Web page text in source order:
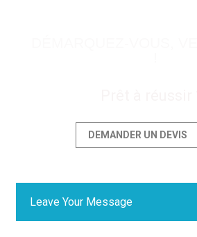
DEMANDER UN DEVIS
Leave Your Message